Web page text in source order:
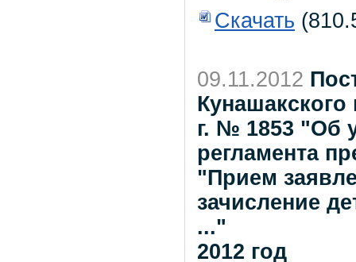
Скачать
09.11.2012
Кунашакского
г. № 1853 "Об
регламента
"Прием
зачисление
..."
2012 год